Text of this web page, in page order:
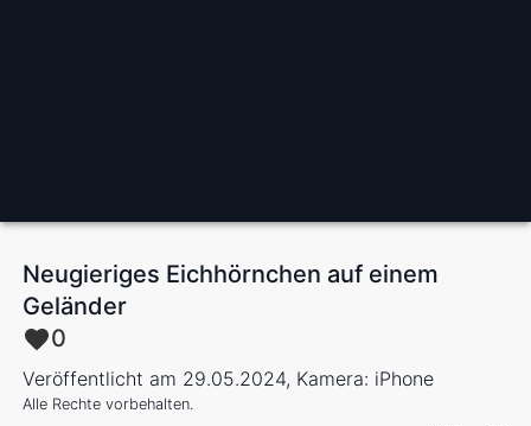
Neugieriges Eichhörnchen auf einem
Geländer
0
Veröffentlicht am 29.05.2024, Kamera: iPhone
Alle Rechte vorbehalten.